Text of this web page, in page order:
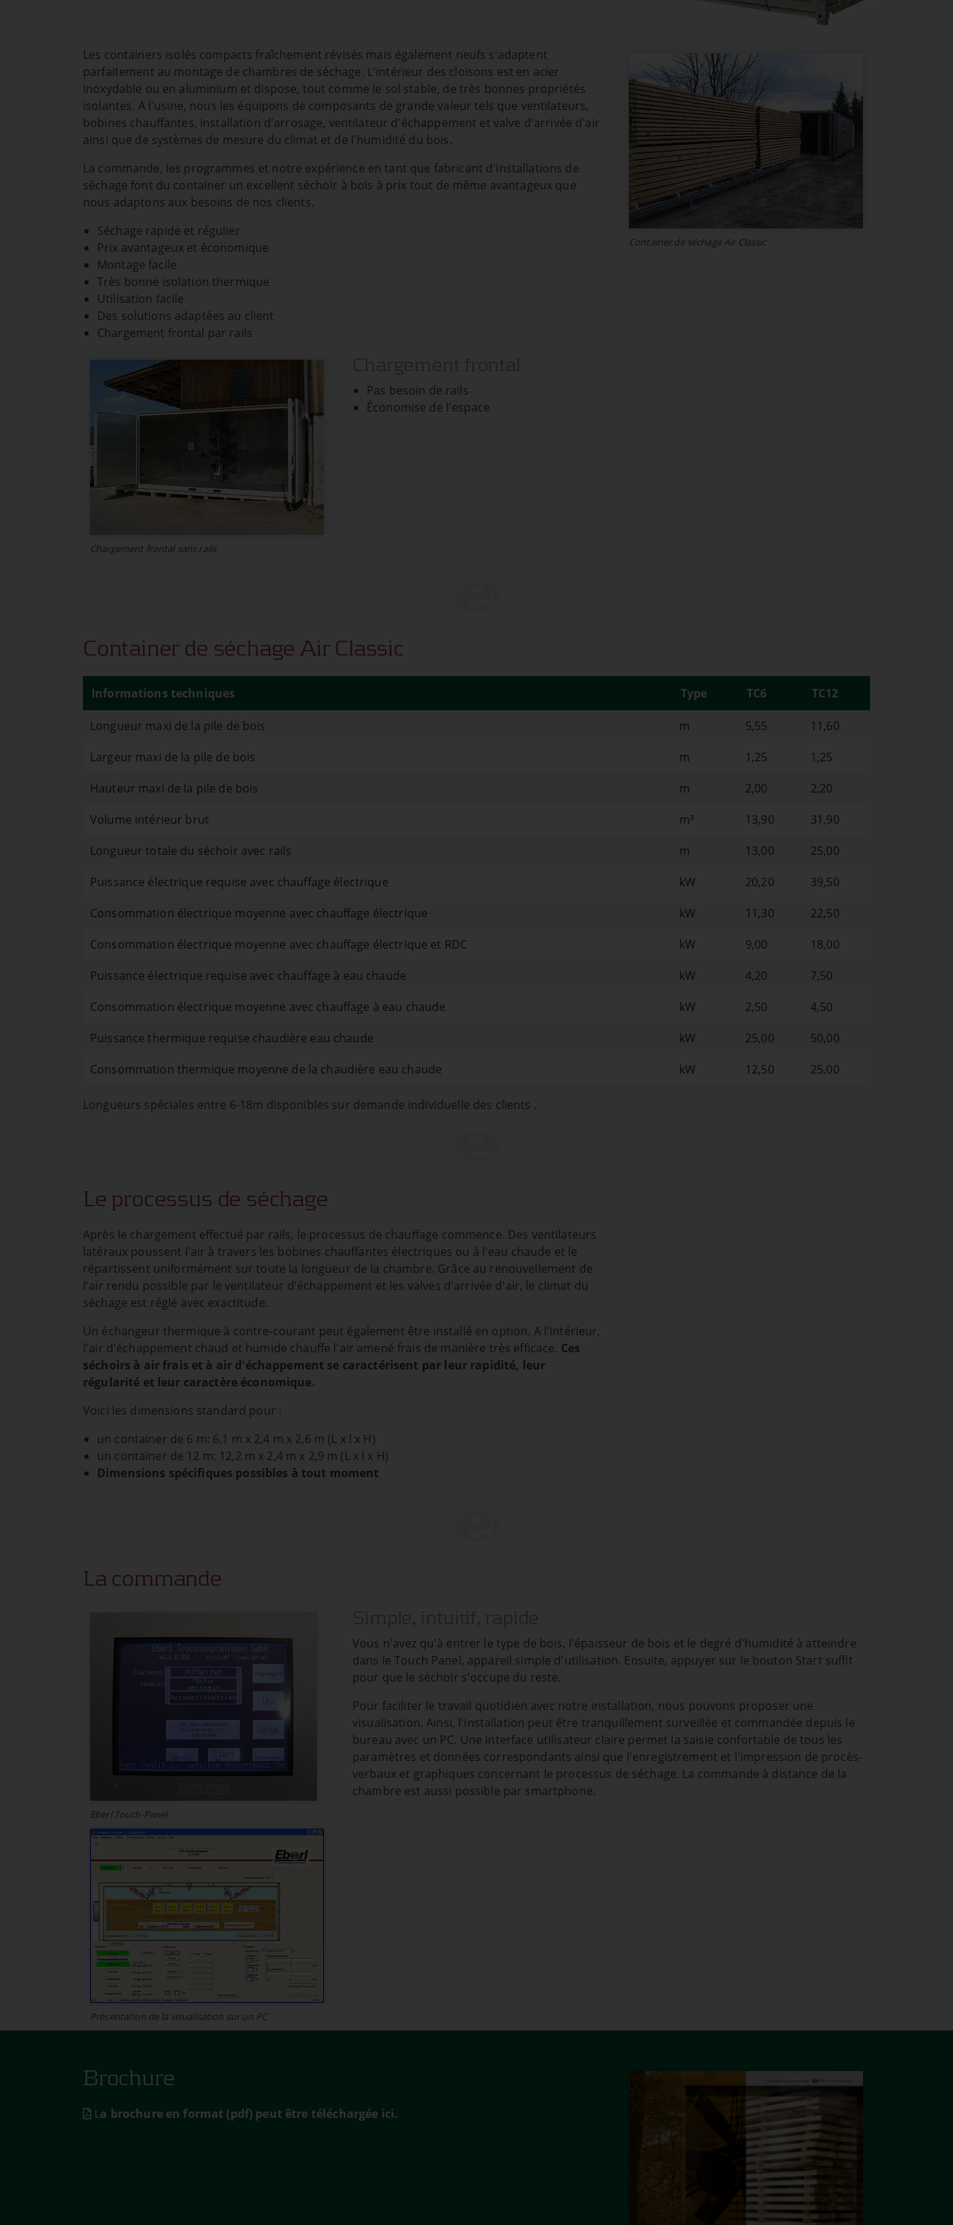
Les containers isolés compacts fraîchement révisés mais également neufs s'adaptent
parfaitement au montage de chambres de séchage. L'intérieur des cloisons est en acier
inoxydable ou en aluminium et dispose, tout comme le sol stable, de très bonnes propriétés
isolantes. A l'usine, nous les équipons de composants de grande valeur tels que ventilateurs,
bobines chauffantes, installation d'arrosage, ventilateur d'échappement et valve d'arrivée d'air
ainsi que de systèmes de mesure du climat et de l'humidité du bois.
La commande, les programmes et notre expérience en tant que fabricant d'installations de
séchage font du container un excellent séchoir à bois à prix tout de même avantageux que
nous adaptons aux besoins de nos clients.
Séchage rapide et régulier
Prix avantageux et économique
Montage facile
Très bonne isolation thermique
Utilisation facile
Des solutions adaptées au client
Chargement frontal par rails
Container de séchage Air Classic
Chargement frontal sans rails
Pas besoin de rails
Économise de l'espace
Container de séchage Air Classic
Informations techniques Type TC6 TC12
Longueur maxi de la pile de bois m 5,55
11,60
Largeur maxi de la pile de bois
m 1,25
1,25
Hauteur maxi de la pile de bois
m 2,00
2,20
Volume intérieur brut
m³ 13,90
31,90
Longueur totale du séchoir avec rails
m 13,00
25,00
Puissance électrique requise avec chauffage électrique
kW 20,20
39,50
Consommation électrique moyenne avec chauffage électrique
kW 11,30
22,50
Consommation électrique moyenne avec chauffage électrique et RDC
kW 9,00
18,00
Puissance électrique requise avec chauffage à eau chaude
kW 4,20
7,50
Consommation électrique moyenne avec chauffage à eau chaude
kW 2,50
4,50
Puissance thermique requise chaudière eau chaude
kW 25,00
50,00
Consommation thermique moyenne de la chaudière eau chaude
kW 12,50 25,00
Longueurs spéciales entre 6-18m disponibles sur demande individuelle des clients .
Le processus de séchage
Après le chargement effectué par rails, le processus de chauffage commence. Des ventilateurs
latéraux poussent l'air à travers les bobines chauffantes électriques ou à l'eau chaude et le
répartissent uniformément sur toute la longueur de la chambre. Grâce au renouvellement de
l'air rendu possible par le ventilateur d'échappement et les valves d'arrivée d'air, le climat du
séchage est réglé avec exactitude.
Un échangeur thermique à contre-courant peut également être installé en option. A l'intérieur,
l'air d'échappement chaud et humide chauffe l'air amené frais de manière très efficace. Ces
séchoirs à air frais et à air d'échappement se caractérisent par leur rapidité, leur
régularité et leur caractère économique.
Voici les dimensions standard pour :
un container de 6 m: 6,1 m x 2,4 m x 2,6 m (L x l x H)
un container de 12 m: 12,2 m x 2,4 m x 2,9 m (L x l x H)
Dimensions spécifiques possibles à tout moment
La commande
Eberl Touch-Panel
Présentation de la visualisation sur un PC
Vous n'avez qu'à entrer le type de bois, l'épaisseur de bois et le degré d'humidité à atteindre
dans le Touch Panel, appareil simple d'utilisation. Ensuite, appuyer sur le bouton Start suffit
pour que le séchoir s'occupe du reste.
Pour faciliter le travail quotidien avec notre installation, nous pouvons proposer une
visualisation. Ainsi, l'installation peut être tranquillement surveillée et commandée depuis le
bureau avec un PC. Une interface utilisateur claire permet la saisie confortable de tous les
paramètres et données correspondants ainsi que l'enregistrement et l'impression de procès-
verbaux et graphiques concernant le processus de séchage. La commande à distance de la
chambre est aussi possible par smartphone.
Brochure
La brochure en format (pdf) peut être téléchargée ici.
fonctionnera donc pas correctement sans ces cookies.
PHPSESSID Cookie
PHPSESSID
Provider:
www.eberl-trocknungsanlagen.de
Cookie duration:
Session
Description:
Enregistre les données de connexion.
Cookie Consent
cookie_consent
Provider:
www.eberl-trocknungsanlagen.de
Cookie duration:
1 an
Description:
Enregistre les paramètres de cookies et de